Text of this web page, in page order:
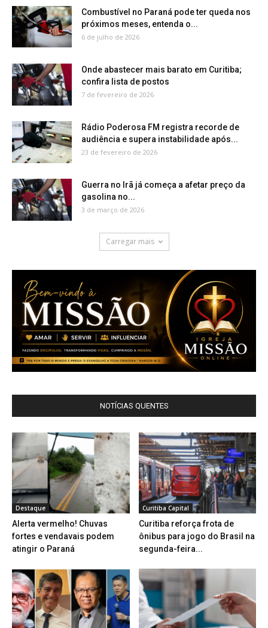
Combustível no Paraná pode ter queda nos
próximos meses, entenda o...
6 de julho de 2026
Onde abastecer mais barato em Curitiba;
confira lista de postos
7 de fevereiro de 2026
Rádio Poderosa FM registra recorde de
audiência e supera instabilidade após...
23 de fevereiro de 2026
Guerra no Irã já começa a afetar preço da
gasolina no...
3 de março de 2026
Carregar mais
NOTÍCIAS QUENTES
Destaque
Alerta vermelho! Chuvas
fortes e vendavais podem
atingir o Paraná
Curitiba Capital
Curitiba reforça frota de
ônibus para jogo do Brasil na
segunda-feira...